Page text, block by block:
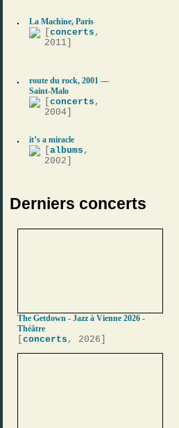
La Machine, Paris
[concerts ,
2011]
route du rock, 2001 —
Saint-Malo
[concerts ,
2004]
it’s a miracle
[albums ,
2002]
Derniers concerts
The Getdown - Jazz à Vienne 2026 -
Théâtre
[concerts , 2026]